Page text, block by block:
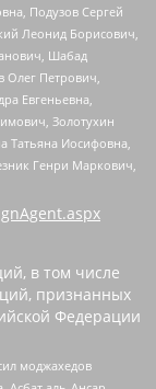
Подузов Сергей
Леонид Борисович,
Шабад
Петрович,
Евгеньевна,
Золотухин
Иосифовна,
Генри Маркович,
в том числе
признанных
Федерации
моджахедов